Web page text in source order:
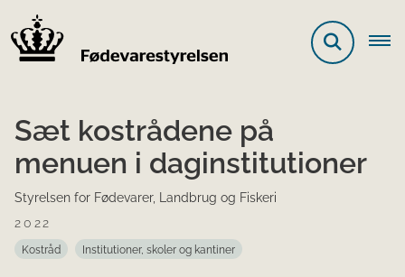
Sæt kostrådene på
menuen i daginstitutioner
Styrelsen for Fødevarer, Landbrug og Fiskeri
2022
Kostråd Institutioner, skoler og kantiner